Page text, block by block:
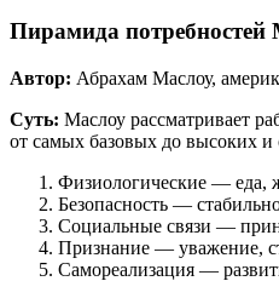
Пирамида потребностей
Автор: Абрахам Маслоу,
Суть: Маслоу рассматривает
от самых базовых до высоких и
Физиологические — еда,
Безопасность —
Социальные связи —
Признание — уважение,
Самореализация —